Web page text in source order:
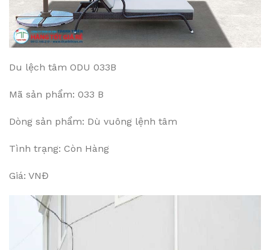
Du lệch tâm ODU 033B
Mã sản phẩm: 033 B
Dòng sản phẩm: Dù vuông lệnh tâm
Tình trạng: Còn Hàng
Giá: VNĐ